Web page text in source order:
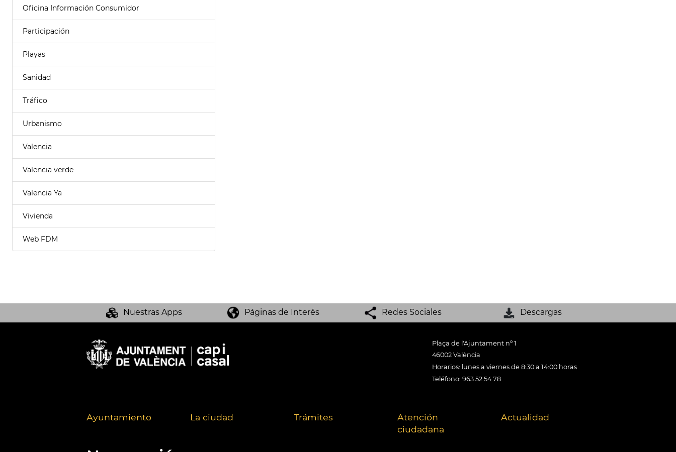
Oficina Información Consumidor
Participación
Playas
Sanidad
Tráfico
Urbanismo
Valencia
Valencia verde
Valencia Ya
Vivienda
Web FDM
Nuestras Apps Páginas de Interés Redes Sociales Descargas
Plaça de l'Ajuntament nº 1
46002 València
Horarios: lunes a viernes de 8:30 a 14:00 horas
Teléfono: 963 52 54 78
Ayuntamiento La ciudad Trámites
Atención
ciudadana
Actualidad